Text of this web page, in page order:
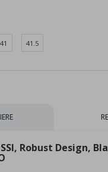
41 41.5
Robust Design,